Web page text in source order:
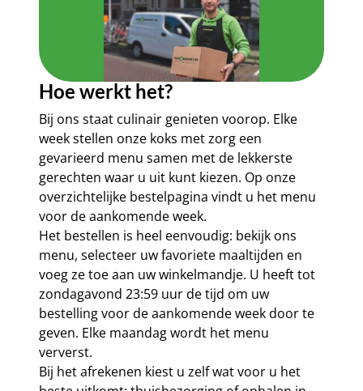
Hoe werkt het?
Bij ons staat culinair genieten voorop. Elke
week stellen onze koks met zorg een
gevarieerd menu samen met de lekkerste
gerechten waar u uit kunt kiezen. Op onze
overzichtelijke bestelpagina vindt u het menu
voor de aankomende week.
Het bestellen is heel eenvoudig: bekijk ons
menu, selecteer uw favoriete maaltijden en
voeg ze toe aan uw winkelmandje. U heeft tot
zondagavond 23:59 uur de tijd om uw
bestelling voor de aankomende week door te
geven. Elke maandag wordt het menu
ververst.
Bij het afrekenen kiest u zelf wat voor u het